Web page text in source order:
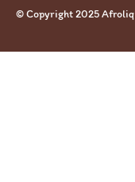
© Copyright 2025 Afroliq